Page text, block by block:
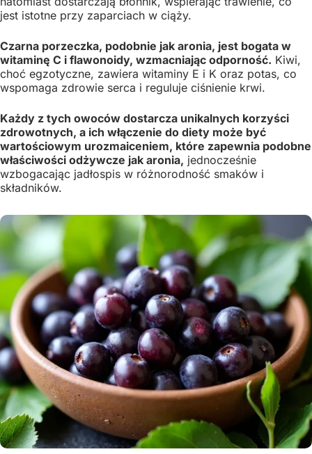
jest istotne przy zaparciach w ciąży.
Czarna porzeczka, podobnie jak aronia, jest bogata w
witaminę C i flawonoidy, wzmacniając odporność. Kiwi,
choć egzotyczne, zawiera witaminy E i K oraz potas, co
wspomaga zdrowie serca i reguluje ciśnienie krwi.
Każdy z tych owoców dostarcza unikalnych korzyści
zdrowotnych, a ich włączenie do diety może być
wartościowym urozmaiceniem, które zapewnia podobne
właściwości odżywcze jak aronia, jednocześnie
wzbogacając jadłospis w różnorodność smaków i
składników.